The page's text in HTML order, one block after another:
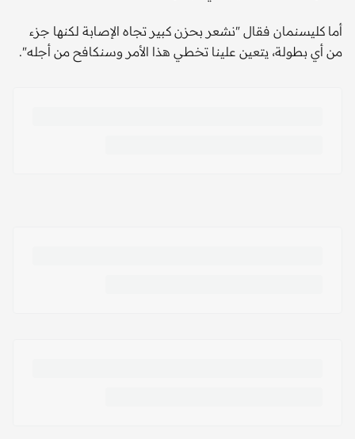
أما كليسنمان فقال "نشعر بحزن كبير تجاه الإصابة لكنها جزء
من أي بطولة، يتعين علينا تخطي هذا الأمر وسنكافح من أجله".